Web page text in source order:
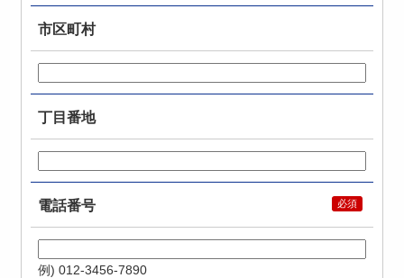
市区町村
丁目番地
電話番号
例) 012-3456-7890